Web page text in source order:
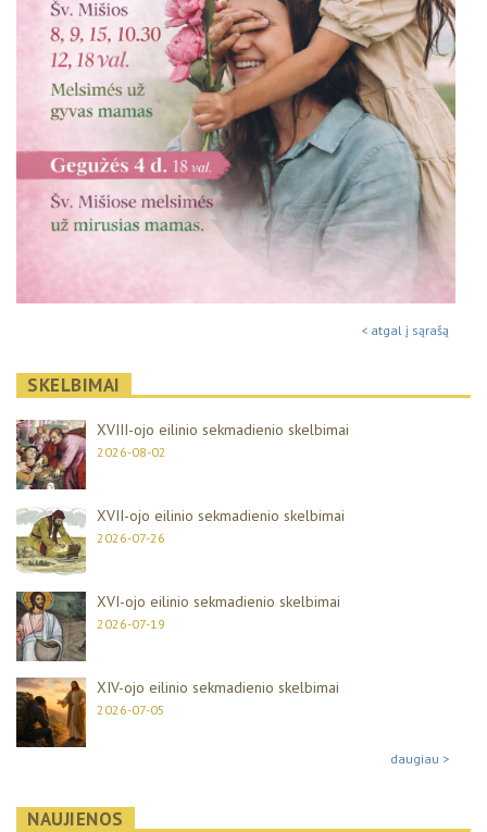
< atgal į sąrašą
SKELBIMAI
XVIII-ojo eilinio sekmadienio skelbimai
2026-08-02
XVII-ojo eilinio sekmadienio skelbimai
2026-07-26
XVI-ojo eilinio sekmadienio skelbimai
2026-07-19
XIV-ojo eilinio sekmadienio skelbimai
2026-07-05
daugiau >
NAUJIENOS